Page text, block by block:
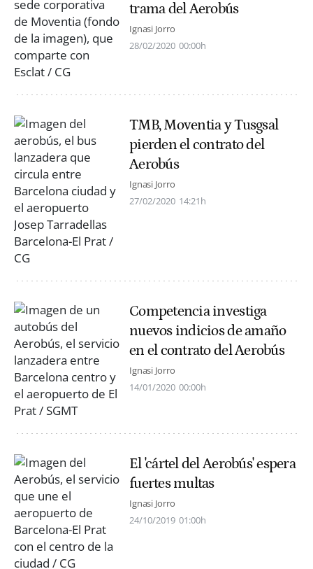
trama del Aerobús
Ignasi Jorro
28/02/2020 00:00h
TMB, Moventia y Tusgsal
pierden el contrato del
Aerobús
Ignasi Jorro
27/02/2020 14:21h
Competencia investiga
nuevos indicios de amaño
en el contrato del Aerobús
Ignasi Jorro
14/01/2020 00:00h
El 'cártel del Aerobús' espera
fuertes multas
Ignasi Jorro
24/10/2019 01:00h